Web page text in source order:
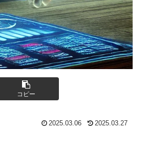
コピー
2025.03.06 2025.03.27